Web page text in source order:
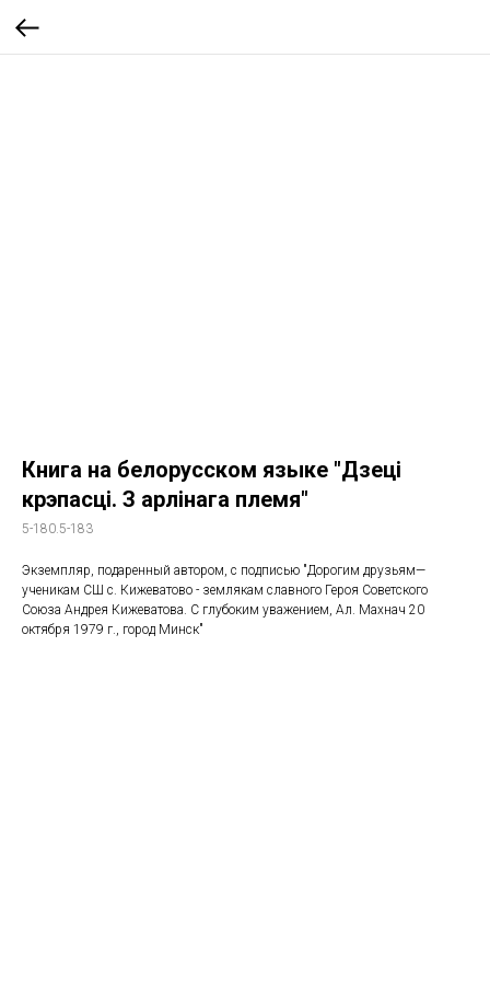
Книга на белорусском языке "Дзецi
крэпасцi. З арлiнага племя"
5-180.5-183
Экземпляр, подаренный автором, с подписью "Дорогим друзьям—
ученикам СШ с. Кижеватово - землякам славного Героя Советского
Союза Андрея Кижеватова. С глубоким уважением, Ал. Махнач 20
октября 1979 г., город Минск"